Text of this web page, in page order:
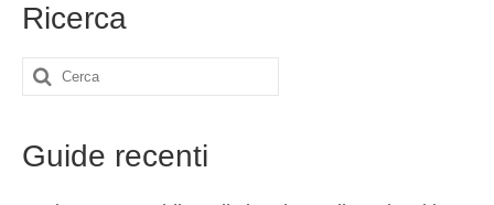
Ricerca
Cerca:
Guide recenti